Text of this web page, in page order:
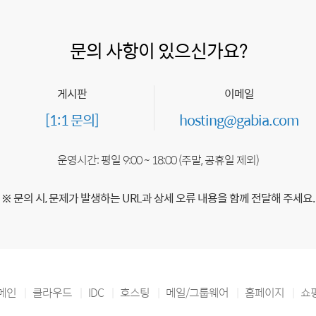
문의 사항이 있으신가요?
게시판
[1:1 문의]
이메일
hosting@gabia.com
운영시간: 평일 9:00 ~ 18:00 (주말, 공휴일 제외)
※ 문의 시, 문제가 발생하는 URL과 상세 오류 내용을 함께 전달해 주세요.
인 클라우드 IDC 호스팅 메일/그룹웨어 홈페이지 쇼